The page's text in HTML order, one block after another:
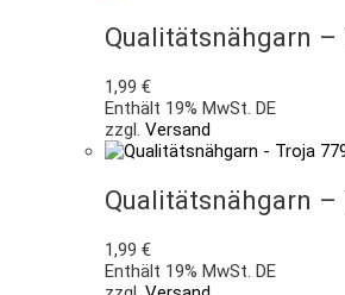
Qualitätsnähgarn
1,99 €
Enthält 19% MwSt. DE
zzgl. Versand
Qualitätsnähgarn
1,99 €
Enthält 19% MwSt. DE